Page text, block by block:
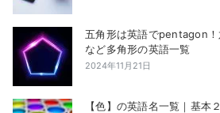
五角形は英語でpentagon
など多角形の英語一覧
2024年11月21日
【色】の英語名一覧｜基本